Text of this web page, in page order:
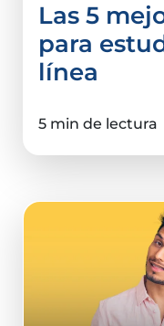
Las 5
para
línea
5 min de lectura